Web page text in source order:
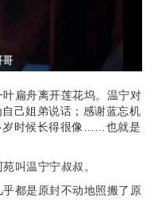
扁舟离开莲花坞。温宁对
己姐弟说话；感谢蓝忘机
岁时候长得很像……也就是
叫温宁宁叔叔。
都是原封不动地照搬了原